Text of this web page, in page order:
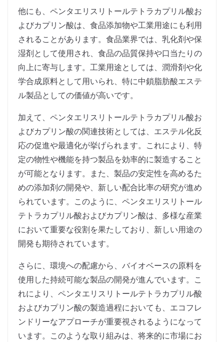
他にも、ペンタエリスリトールテトラカプリル酸お
よびカプリン酸は、食品添加物や工業用途にも利用
されることがあります。食品業界では、乳化剤や保
湿剤として使用され、食品の品質保持や口当たりの
向上に寄与します。工業用途としては、潤滑剤や化
学合成原料として用いられ、特に中鎖脂肪酸エステ
ル製品としての価値が高いです。
加えて、ペンタエリスリトールテトラカプリル酸お
よびカプリン酸の関連技術としては、エステル化反
応の促進や最適化が挙げられます。これにより、特
定の物性や機能を持つ製品を効率的に製造すること
が可能となります。また、製品の安定性を高めるた
めの添加剤の開発や、新しい配合比率の研究が進め
られています。このように、ペンタエリスリトール
テトラカプリル酸およびカプリン酸は、多様な産業
において重要な役割を果たしており、新しい用途の
開発も期待されています。
さらに、環境への配慮から、バイオベースの原料を
使用した持続可能な製品の開発が進んでいます。こ
れにより、ペンタエリスリトールテトラカプリル酸
およびカプリン酸の製造過程においても、エコフレ
ンドリーなアプローチが重要視されるようになって
います。このような取り組みは、将来的に市場にお